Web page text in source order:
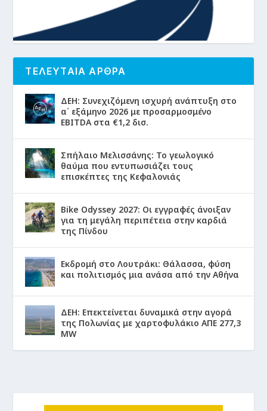
ΤΕΛΕΥΤΑΙΑ ΑΡΘΡΑ
ΔΕΗ: Συνεχιζόμενη ισχυρή ανάπτυξη στο
α΄ εξάμηνο 2026 με προσαρμοσμένο
EBITDA στα €1,2 δισ.
Σπήλαιο Μελισσάνης: Το γεωλογικό
θαύμα που εντυπωσιάζει τους
επισκέπτες της Κεφαλονιάς
Bike Odyssey 2027: Οι εγγραφές άνοιξαν
για τη μεγάλη περιπέτεια στην καρδιά
της Πίνδου
Εκδρομή στο Λουτράκι: Θάλασσα, φύση
και πολιτισμός μια ανάσα από την Αθήνα
ΔΕΗ: Επεκτείνεται δυναμικά στην αγορά
της Πολωνίας με χαρτοφυλάκιο ΑΠΕ 277,3
MW